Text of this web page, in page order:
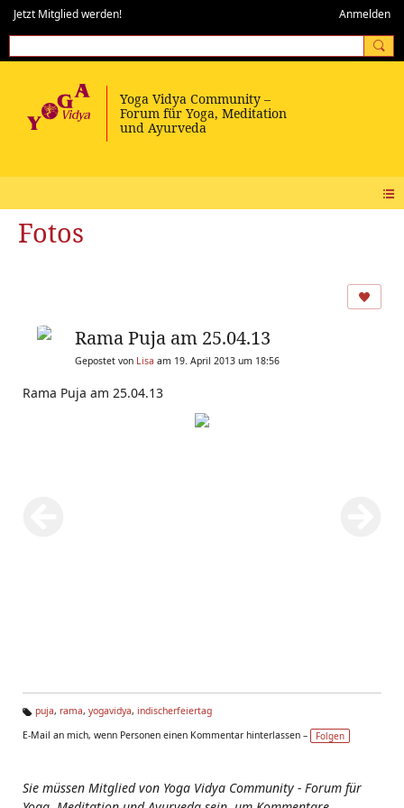
Jetzt Mitglied werden! Anmelden
Fotos
Rama Puja am 25.04.13
Gepostet von Lisa am 19. April 2013 um 18:56
Rama Puja am 25.04.13
g
puja, rama, yogavidya, indischerfeiertag
E-Mail an mich, wenn Personen einen Kommentar hinterlassen –
Folgen
Sie müssen Mitglied von Yoga Vidya Community - Forum für